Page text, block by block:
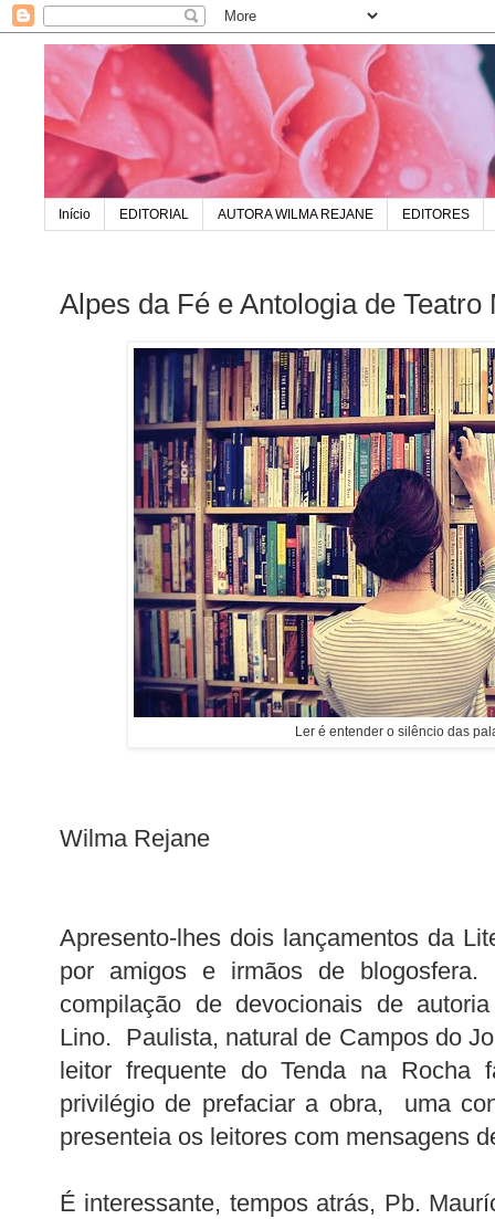
Início EDITORIAL AUTORA WILMA REJANE EDITORES
Alpes da Fé e Antologia de Teatro
Ler é entender o silêncio das
Wilma Rejane
Apresento-lhes dois lançamentos da
por amigos e irmãos de
compilação de devocionais de
Lino. Paulista, natural de Campos do
leitor frequente do Tenda na Rocha
privilégio de prefaciar a obra, uma
presenteia os leitores com mensagens
É interessante, tempos atrás, Pb.